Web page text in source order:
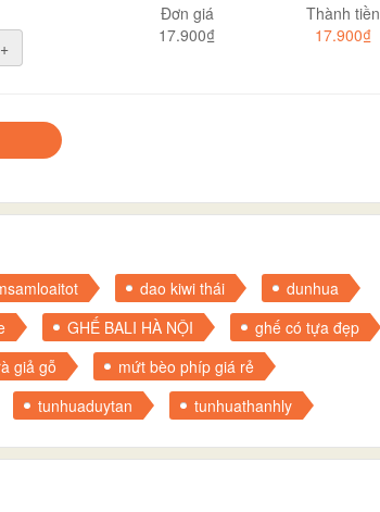
+
Đơn giá
17.900₫
Thành tiền
17.900₫
dao kiwi thái
dunhua
GHẾ BALI HÀ NỘI
ghế có tựa đẹp
giả gỗ
mứt bèo phíp giá rẻ
tunhuaduytan tunhuathanhly